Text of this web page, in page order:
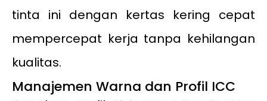
tinta ini dengan kertas kering cepat
mempercepat kerja tanpa kehilangan
kualitas.
Manajemen Warna dan Profil ICC